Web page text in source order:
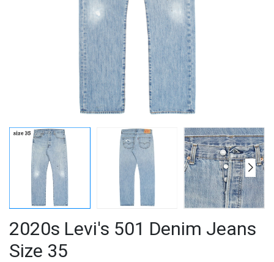
2020s Levi's 501 Denim Jeans
Size 35